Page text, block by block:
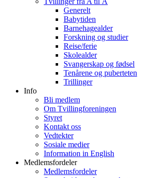
Generelt
Babytiden
Barnehagealder
Forskning og studier
Reise/ferie
Skolealder
Svangerskap og fødsel
Tenårene og puberteten
Trillinger
Info
Bli medlem
Om Tvillingforeningen
Styret
Kontakt oss
Vedtekter
Sosiale medier
Information in English
Medlemsfordeler
Medlemsfordeler